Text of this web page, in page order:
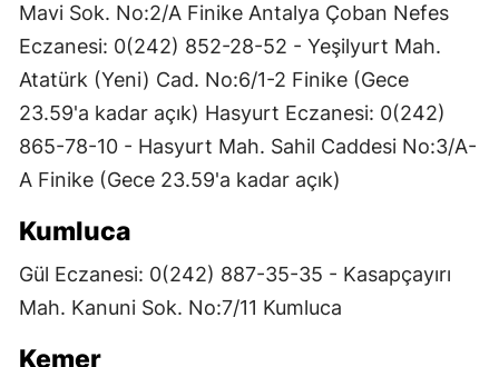
Mavi Sok. No:2/A Finike Antalya Çoban Nefes
Eczanesi: 0(242) 852-28-52 - Yeşilyurt Mah.
Atatürk (Yeni) Cad. No:6/1-2 Finike (Gece
23.59'a kadar açık) Hasyurt Eczanesi: 0(242)
865-78-10 - Hasyurt Mah. Sahil Caddesi No:3/A-
A Finike (Gece 23.59'a kadar açık)
Kumluca
Gül Eczanesi: 0(242) 887-35-35 - Kasapçayırı
Mah. Kanuni Sok. No:7/11 Kumluca
Kemer